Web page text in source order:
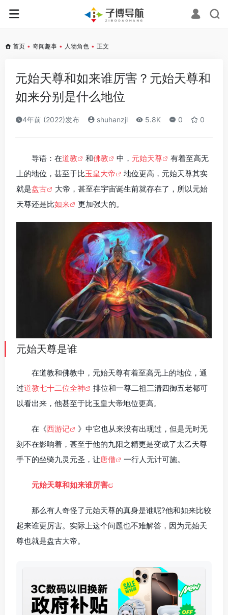
首页 • 奇闻趣事 • 人物角色 • 正文
元始天尊和如来谁厉害？元始天尊和
如来分别是什么地位
4年前 (2022)发布 shuhanzjl 5.8K 0 0
导语：在道教 和佛教 中， 元始天尊
有着至高无
上的地位，甚至于比玉皇大帝
地位更高，元始天尊其实
就是盘古
大帝，甚至在宇宙诞生前就存在了，所以元始
天尊还是比如来 更加强大的。
元始天尊是谁
在道教和佛教中，元始天尊有着至高无上的地位，通
过道教七十二位全神
排位和一尊二祖三清四御五老都可
以看出来，他甚至于比玉皇大帝地位更高。
在《西游记
》中它也从来没有出现过，但是无时无
刻不在影响着，甚至于他的九阳之精更是变成了太乙天尊
手下的坐骑九灵元圣，让唐僧 一行人无计可施。
元始天尊和如来谁厉害
那么有人奇怪了元始天尊的真身是谁呢?他和如来比较
起来谁更厉害。实际上这个问题也不难解答，因为元始天
尊也就是盘古大帝。